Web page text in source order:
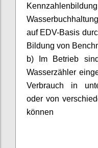
auf EDV-Basis
Bildung von
b) Im Betrieb
Wasserzähler
Verbrauch in
oder von
können